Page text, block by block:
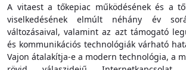
A vitaest a tőkepiac működésének és a
viselkedésének elmúlt néhány év
változásaival, valamint az azt támogató
és kommunikációs technológiák várható
Vajon átalakítja-e a modern technológia, a